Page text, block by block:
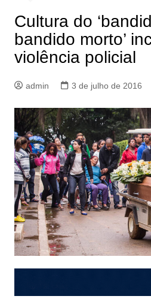
Cultura do
bandido morto’
violência policial
admin 3 de julho de 2016